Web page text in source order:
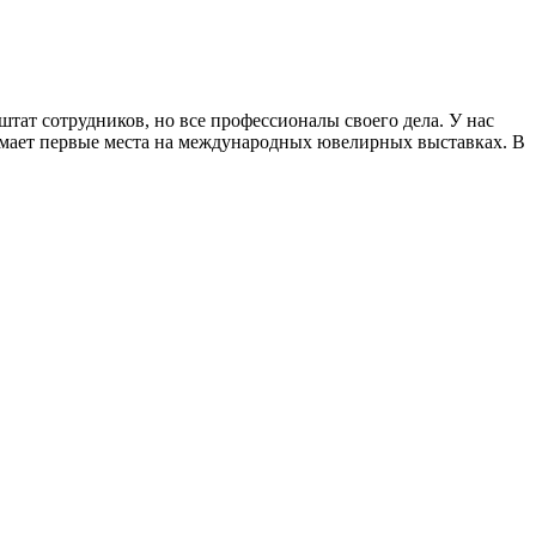
сотрудников, но все профессионалы своего дела. У нас
первые места на международных ювелирных выставках. В